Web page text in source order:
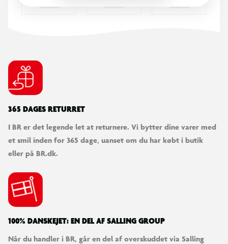
365 DAGES RETURRET
I BR er det legende let at returnere. Vi bytter dine varer med
et smil inden for 365 dage, uanset om du har købt i butik
eller på BR.dk.
100% DANSKEJET: EN DEL AF SALLING GROUP
Når du handler i BR, går en del af overskuddet via Salling